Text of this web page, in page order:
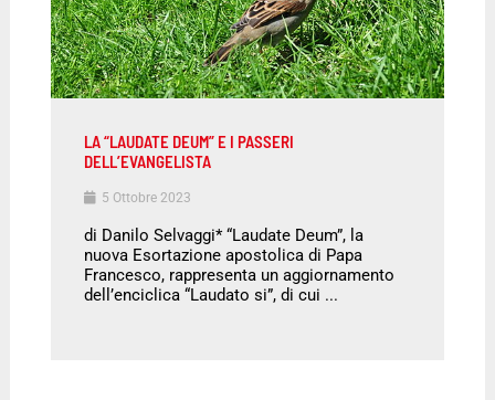
LA “LAUDATE DEUM” E I PASSERI
DELL’EVANGELISTA
5 Ottobre 2023
di Danilo Selvaggi* “Laudate Deum”, la
nuova Esortazione apostolica di Papa
Francesco, rappresenta un aggiornamento
dell’enciclica “Laudato si”, di cui ...